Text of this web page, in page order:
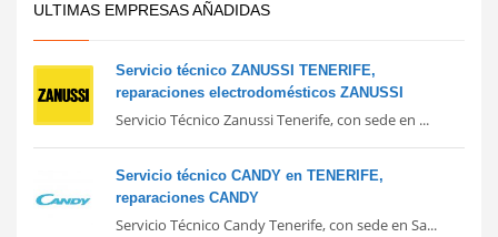
ULTIMAS EMPRESAS AÑADIDAS
Servicio técnico ZANUSSI TENERIFE,
reparaciones electrodomésticos ZANUSSI
Servicio Técnico Zanussi Tenerife, con sede en ...
Servicio técnico CANDY en TENERIFE,
reparaciones CANDY
Servicio Técnico Candy Tenerife, con sede en Sa...